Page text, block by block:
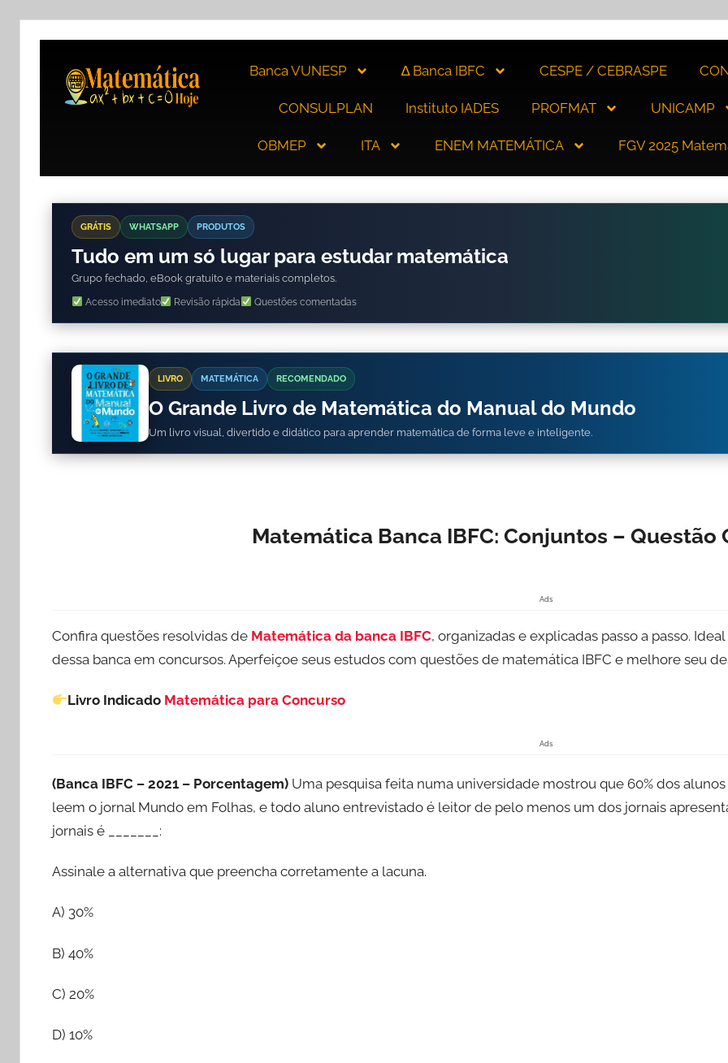
Banca VUNESP ∆ Banca IBFC CESPE / CEBRASPE
CONSULPLAN Instituto IADES PROFMAT UNICAMP
OBMEP ITA ENEM MATEMÁTICA FGV 2025
GRÁTIS WHATSAPP PRODUTOS
Tudo em um só lugar para estudar matemática
Grupo fechado, eBook gratuito e materiais completos.
Acesso imediato Revisão rápida Questões comentadas
LIVRO MATEMÁTICA RECOMENDADO
O Grande Livro de Matemática do Manual do Mundo
Um livro visual, divertido e didático para aprender matemática de forma leve e inteligente.
Matemática Banca IBFC: Conjuntos – Questão
Ads
Confira questões resolvidas de Matemática da banca IBFC, organizadas e explicadas passo a passo.
dessa banca em concursos. Aperfeiçoe seus estudos com questões de matemática IBFC e melhore seu
Livro Indicado Matemática para Concurso
Ads
(Banca IBFC – 2021 – Porcentagem) Uma pesquisa feita numa universidade mostrou que 60% dos
leem o jornal Mundo em Folhas, e todo aluno entrevistado é leitor de pelo menos um dos jornais
jornais é _______:
Assinale a alternativa que preencha corretamente a lacuna.
A) 30%
B) 40%
C) 20%
D) 10%